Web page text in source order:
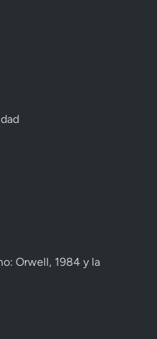
Orwell, 1984 y la